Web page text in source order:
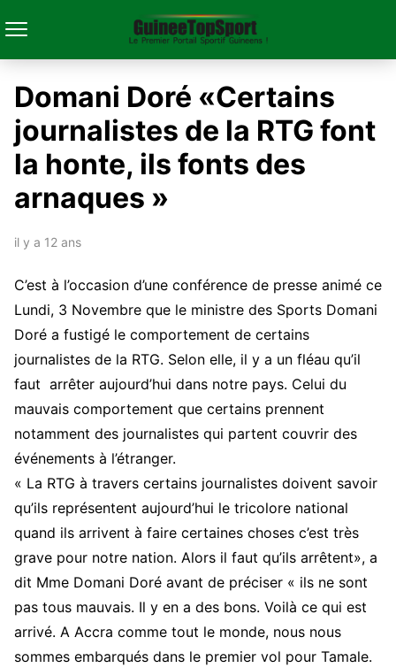
Domani Doré «Certains
journalistes de la RTG font
la honte, ils fonts des
arnaques »
il y a 12 ans
C’est à l’occasion d’une conférence de presse animé ce
Lundi, 3 Novembre que le ministre des Sports Domani
Doré a fustigé le comportement de certains
journalistes de la RTG. Selon elle, il y a un fléau qu’il
faut arrêter aujourd’hui dans notre pays. Celui du
mauvais comportement que certains prennent
notamment des journalistes qui partent couvrir des
événements à l’étranger.
« La RTG à travers certains journalistes doivent savoir
qu’ils représentent aujourd’hui le tricolore national
quand ils arrivent à faire certaines choses c’est très
grave pour notre nation. Alors il faut qu’ils arrêtent», a
dit Mme Domani Doré avant de préciser « ils ne sont
pas tous mauvais. Il y en a des bons. Voilà ce qui est
arrivé. A Accra comme tout le monde, nous nous
sommes embarqués dans le premier vol pour Tamale.